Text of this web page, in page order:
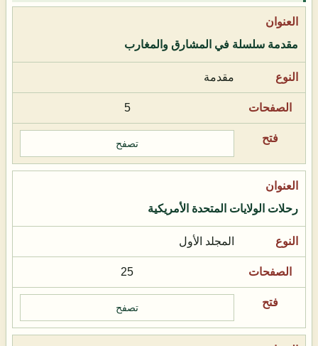
مقدمة سلسلة في المشارق والمغارب
مقدمة
5
تصفح
رحلات الولايات المتحدة الأمريكية
المجلد الأول
25
تصفح